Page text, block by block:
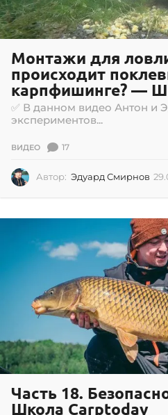
Монтажи для
происходит
карпфишинге? —
✅ В данном видео Антон и
экспериментов...
ВИДЕО 17
Автор: Эдуард Смирнов
Часть 18.
Школа Carptoday